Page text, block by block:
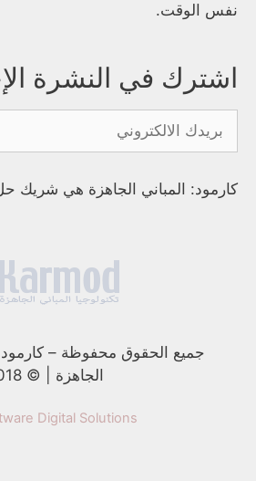
نفس الوقت.
اشترك في النشرة
كارمود: المباني الجاهزة هي شريك حل
جميع الحقوق محفوظة –كارمود
الجاهزة | © 2018
Digital Solutions